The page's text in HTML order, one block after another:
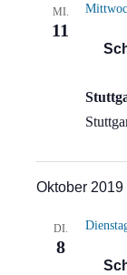
MI.
11
Oktober 2019
DI.
8